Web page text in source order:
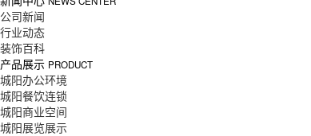
公司新闻
行业动态
装饰百科
产品展示 PRODUCT
城阳办公环境
城阳餐饮连锁
城阳商业空间
城阳展览展示